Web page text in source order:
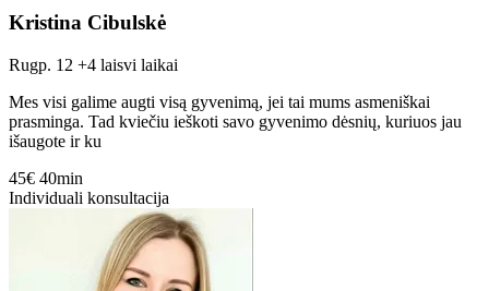
Kristina Cibulskė
Rugp. 12 +4 laisvi laikai
Mes visi galime augti visą gyvenimą, jei tai mums asmeniškai
prasminga. Tad kviečiu ieškoti savo gyvenimo dėsnių, kuriuos jau
išaugote ir ku
45€ 40min
Individuali konsultacija